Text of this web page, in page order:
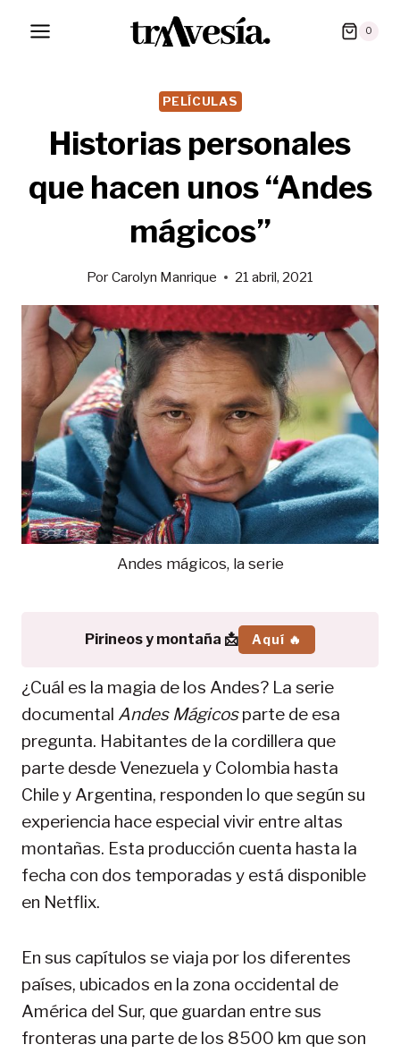
0
PELÍCULAS
Historias personales
que hacen unos “Andes
mágicos”
Por Carolyn Manrique 21 abril, 2021
Andes mágicos, la serie
Pirineos y montaña 📩 Aquí 🔥
¿Cuál es la magia de los Andes? La serie
documental Andes Mágicosparte de esa
pregunta. Habitantes de la cordillera que
parte desde Venezuela y Colombia hasta
Chile y Argentina, responden lo que según su
experiencia hace especial vivir entre altas
montañas. Esta producción cuenta hasta la
fecha con dos temporadas y está disponible
en Netflix.
En sus capítulos se viaja por los diferentes
países, ubicados en la zona occidental de
América del Sur, que guardan entre sus
fronteras una parte de los 8500 km que son